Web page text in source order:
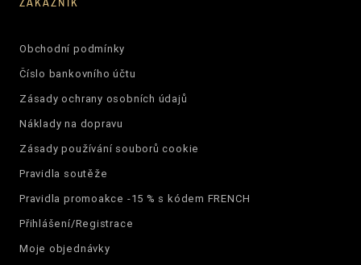
Obchodní podmínky
Číslo bankovního účtu
Zásady ochrany osobních údajů
Náklady na dopravu
Zásady používání souborů cookie
Pravidla soutěže
Pravidla promoakce -15 % s kódem FRENCH
Přihlášení/Registrace
Moje objednávky